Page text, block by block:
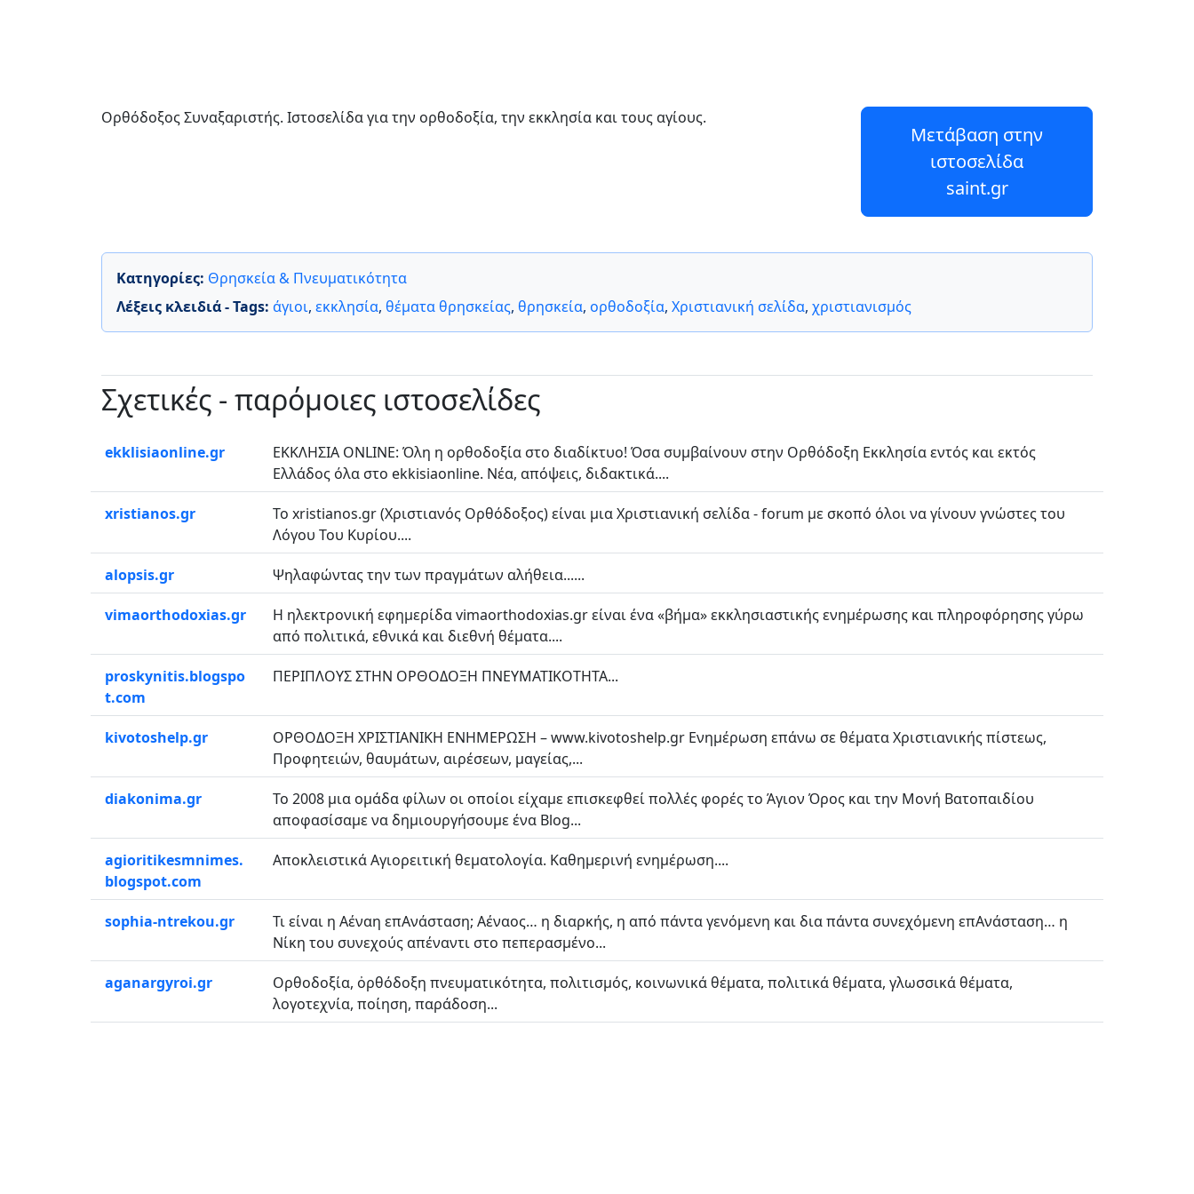
Ορθόδοξος Συναξαριστής. Ιστοσελίδα για την ορθοδοξία, την εκκλησία και τους αγίους.
Μετάβαση στην
ιστοσελίδα
saint.gr
Κατηγορίες: Θρησκεία & Πνευματικότητα
Λέξεις κλειδιά - Tags: άγιοι, εκκλησία, θέματα θρησκείας, θρησκεία, ορθοδοξία, Χριστιανική σελίδα, χριστιανισμός
Σχετικές - παρόμοιες ιστοσελίδες
ekklisiaonline.gr
ΕΚΚΛΗΣΙΑ ONLINE: Όλη η ορθοδοξία στο διαδίκτυο! Όσα συμβαίνουν στην Ορθόδοξη Εκκλησία εντός και εκτός
Ελλάδος όλα στο ekkisiaonline. Νέα, απόψεις, διδακτικά....
xristianos.gr
Το xristianos.gr (Χριστιανός Ορθόδοξος) είναι μια Χριστιανική σελίδα - forum με σκοπό όλοι να γίνουν γνώστες του
Λόγου Του Κυρίου....
alopsis.gr Ψηλαφώντας την των πραγμάτων αλήθεια......
vimaorthodoxias.gr
Η ηλεκτρονική εφημερίδα vimaorthodoxias.gr είναι ένα «βήμα» εκκλησιαστικής ενημέρωσης και πληροφόρησης γύρω
από πολιτικά, εθνικά και διεθνή θέματα....
proskynitis.blogspo
t.com
ΠΕΡΙΠΛΟΥΣ ΣΤΗΝ ΟΡΘΟΔΟΞΗ ΠΝΕΥΜΑΤΙΚΟΤΗΤΑ...
kivotoshelp.gr
ΟΡΘΟΔΟΞΗ ΧΡΙΣΤΙΑΝΙΚΗ ΕΝΗΜΕΡΩΣΗ – www.kivotoshelp.gr Ενημέρωση επάνω σε θέματα Χριστιανικής πίστεως,
Προφητειών, θαυμάτων, αιρέσεων, μαγείας,...
diakonima.gr
Το 2008 μια ομάδα φίλων οι οποίοι είχαμε επισκεφθεί πολλές φορές το Άγιον Όρος και την Μονή Βατοπαιδίου
αποφασίσαμε να δημιουργήσουμε ένα Blog...
agioritikesmnimes.
blogspot.com
Αποκλειστικά Αγιορειτική θεματολογία. Καθημερινή ενημέρωση....
sophia-ntrekou.gr
Τι είναι η Αέναη επΑνάσταση; Αέναος… η διαρκής, η από πάντα γενόμενη και δια πάντα συνεχόμενη επΑνάσταση… η
Νίκη του συνεχούς απέναντι στο πεπερασμένο...
aganargyroi.gr
Ορθοδοξία, ὀρθόδοξη πνευματικότητα, πολιτισμός, κοινωνικά θέματα, πολιτικά θέματα, γλωσσικά θέματα,
λογοτεχνία, ποίηση, παράδοση...